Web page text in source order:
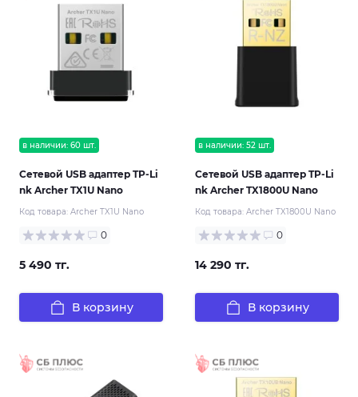
в наличии: 60 шт.
Сетевой USB адаптер TP-Li
nk Archer TX1U Nano
Код товара: Archer TX1U Nano
0
5 490 тг.
В корзину
в наличии: 52 шт.
Сетевой USB адаптер TP-Li
nk Archer TX1800U Nano
Код товара: Archer TX1800U Nano
0
14 290 тг.
В корзину